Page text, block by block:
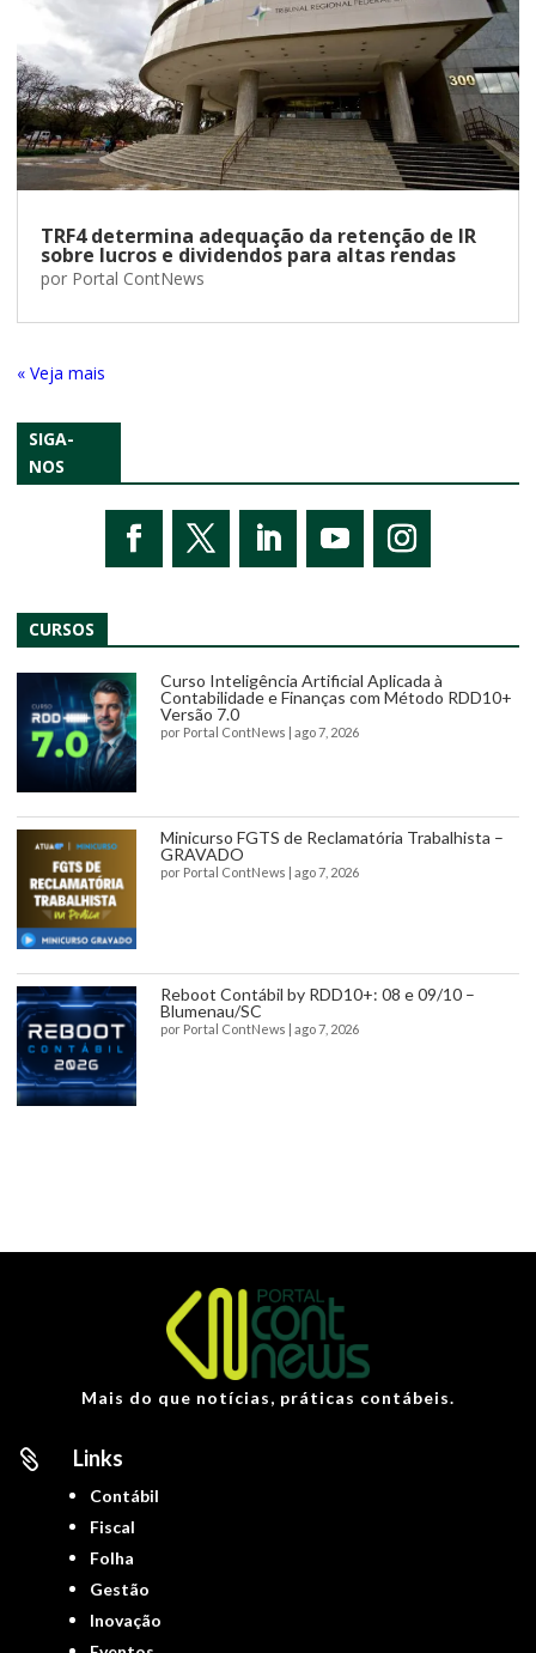
TRF4 determina adequação da retenção de IR
sobre lucros e dividendos para altas rendas
por Portal ContNews
« Entradas Antigas
SIGA-
NOS
CURSOS
Curso Inteligência Artificial Aplicada à
Contabilidade e Finanças com Método RDD10+
Versão 7.0
por Portal ContNews ago 7, 2026
Minicurso FGTS de Reclamatória Trabalhista –
GRAVADO
por Portal ContNews ago 7, 2026
Reboot Contábil by RDD10+: 08 e 09/10 –
Blumenau/SC
por Portal ContNews ago 7, 2026
Mais do que notícias, práticas contábeis.
 Links
Contábil
Fiscal
Folha
Gestão
Inovação